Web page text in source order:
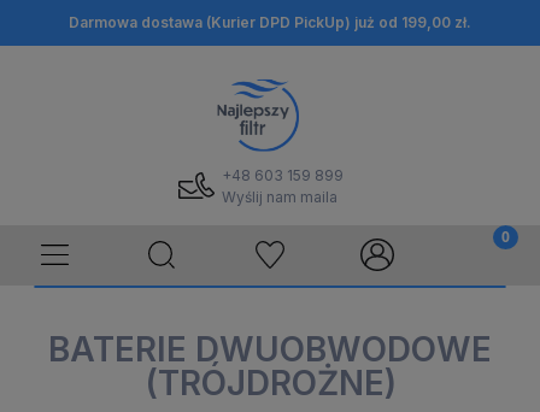
Darmowa dostawa (Kurier DPD PickUp) już od 199,00 zł.
+48 603 159 899
Wyślij nam maila
BATERIE DWUOBWODOWE
(TRÓJDROŻNE)